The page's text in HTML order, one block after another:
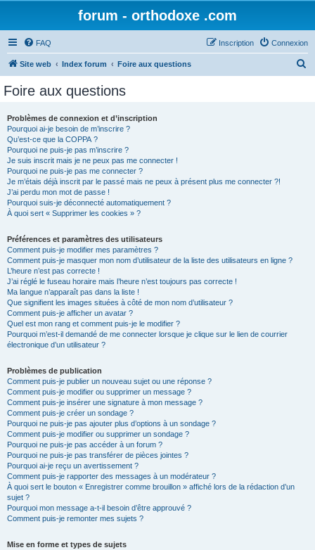
forum - orthodoxe .com
FAQ Connexion
Inscription
Site web Index forum Foire aux questions
Foire aux questions
Problèmes de connexion et d’inscription
Pourquoi ai-je besoin de m’inscrire ?
Qu’est-ce que la COPPA ?
Pourquoi ne puis-je pas m’inscrire ?
Je suis inscrit mais je ne peux pas me connecter !
Pourquoi ne puis-je pas me connecter ?
Je m’étais déjà inscrit par le passé mais ne peux à présent plus me connecter ?!
J’ai perdu mon mot de passe !
Pourquoi suis-je déconnecté automatiquement ?
À quoi sert « Supprimer les cookies » ?
Préférences et paramètres des utilisateurs
Comment puis-je modifier mes paramètres ?
Comment puis-je masquer mon nom d’utilisateur de la liste des utilisateurs en ligne ?
L’heure n’est pas correcte !
J’ai réglé le fuseau horaire mais l’heure n’est toujours pas correcte !
Ma langue n’apparaît pas dans la liste !
Que signifient les images situées à côté de mon nom d’utilisateur ?
Comment puis-je afficher un avatar ?
Quel est mon rang et comment puis-je le modifier ?
Pourquoi m’est-il demandé de me connecter lorsque je clique sur le lien de courrier
électronique d’un utilisateur ?
Problèmes de publication
Comment puis-je publier un nouveau sujet ou une réponse ?
Comment puis-je modifier ou supprimer un message ?
Comment puis-je insérer une signature à mon message ?
Comment puis-je créer un sondage ?
Pourquoi ne puis-je pas ajouter plus d’options à un sondage ?
Comment puis-je modifier ou supprimer un sondage ?
Pourquoi ne puis-je pas accéder à un forum ?
Pourquoi ne puis-je pas transférer de pièces jointes ?
Pourquoi ai-je reçu un avertissement ?
Comment puis-je rapporter des messages à un modérateur ?
À quoi sert le bouton « Enregistrer comme brouillon » affiché lors de la rédaction d’un
sujet ?
Pourquoi mon message a-t-il besoin d’être approuvé ?
Comment puis-je remonter mes sujets ?
Mise en forme et types de sujets